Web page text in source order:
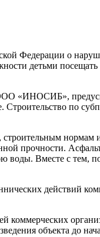
Федерации о
детьми
ООО «ИНОСИБ»,
Строительство по
строительным нормам
прочности.
воды. Вместе с тем,
действий
коммерческих
объекта до